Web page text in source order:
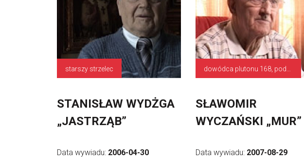
starszy strzelec
STANISŁAW WYDŻGA
„JASTRZĄB”
Data wywiadu: 2006-04-30
SŁAWOMIR
WYCZAŃSKI „MUR”
Data wywiadu: 2007-08-29